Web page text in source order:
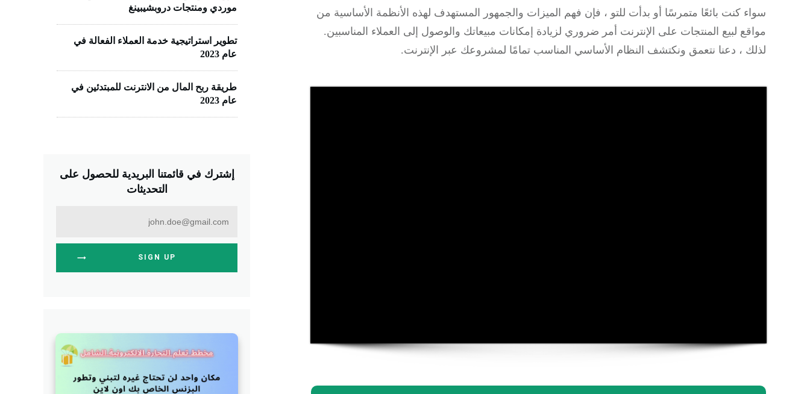
سواء كنت بائعًا متمرسًا أو بدأت للتو ، فإن فهم الميزات والجمهور المستهدف لهذه الأنظمة الأساسية من
مواقع لبيع المنتجات على الإنترنت أمر ضروري لزيادة إمكانات مبيعاتك والوصول إلى العملاء المناسبين.
لذلك ، دعنا نتعمق ونكتشف النظام الأساسي المناسب تمامًا لمشروعك عبر الإنترنت.
موردي ومنتجات دروبشيبينغ
تطوير استراتيجية خدمة العملاء الفعالة في
عام 2023
طريقة ربح المال من الانترنت للمبتدئين في
عام 2023
إشترك في قائمتنا البريدية للحصول على
التحديثات
SIGN UP